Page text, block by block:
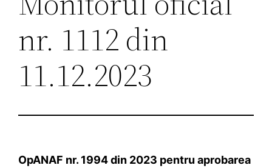
nr. 1112 din
11.12.2023
OpANAF nr. 1994 din 2023 pentru aprobarea